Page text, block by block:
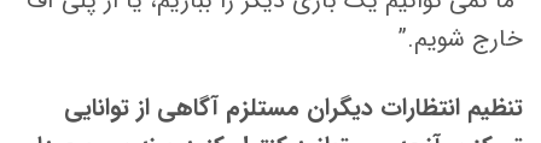
خارج شویم.”
تنظیم انتظارات دیگران مستلزم آگاهی از توانایی